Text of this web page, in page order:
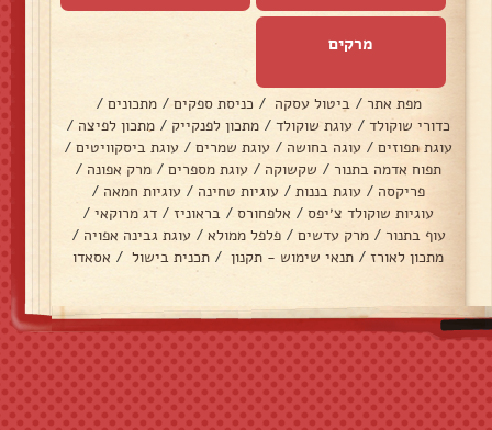
מרקים
מפת אתר / ביטול עסקה / כניסת ספקים / מתכונים /
כדורי שוקולד / עוגת שוקולד / מתכון לפנקייק / מתכון לפיצה /
עוגת תפוזים / עוגה בחושה / עוגת שמרים / עוגת ביסקוויטים /
תפוח אדמה בתנור / שקשוקה / עוגת מספרים / מרק אפונה /
פריקסה / עוגת בננות / עוגיות טחינה / עוגיות חמאה /
עוגיות שוקולד צ׳יפס / אלפחורס / בראוניז / דג מרוקאי /
עוף בתנור / מרק עדשים / פלפל ממולא / עוגת גבינה אפויה /
מתכון לאורז / תנאי שימוש - תקנון / תכנית בישול / אסאדו